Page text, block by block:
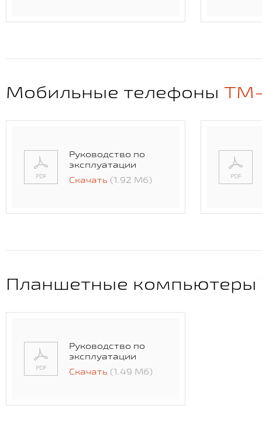
Мобильные телефоны
Руководство по
эксплуатации
Скачать (1.92 Мб)
Планшетные компьютеры
Руководство по
эксплуатации
Скачать (1.49 Мб)